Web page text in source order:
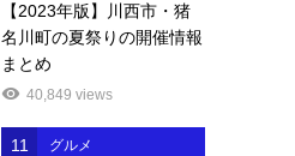
【2023年版】川西市・猪
名川町の夏祭りの開催情報
まとめ
40,849 views
11 グルメ